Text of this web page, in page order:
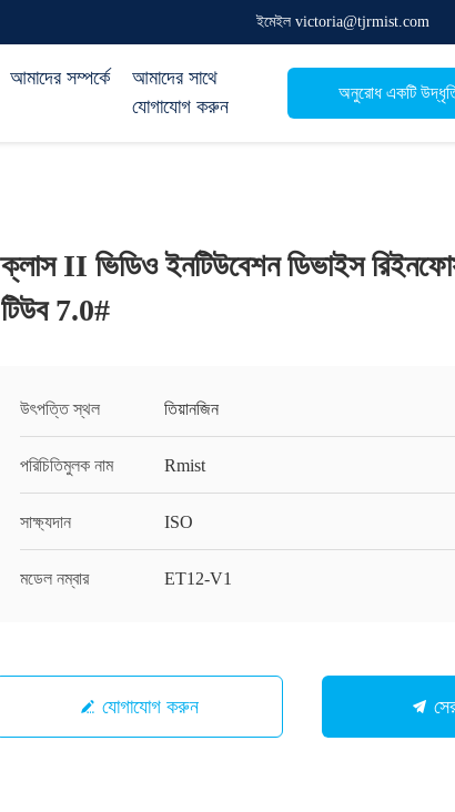
ইমেইল victoria@tjrmist.com
আমাদের সম্পর্কে
আমাদের সাথে
যোগাযোগ করুন
অনুরোধ একটি
ক্লাস II ভিডিও ইনটিউবেশন ডিভাইস
টিউব 7.0#
উৎপত্তি স্থল তিয়ানজিন
পরিচিতিমুলক নাম Rmist
সাক্ষ্যদান ISO
মডেল নম্বার ET12-V1
যোগাযোগ করুন